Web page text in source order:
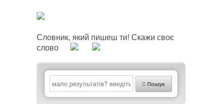
Словник, який пишеш ти! Скажи своє
слово
Пошук